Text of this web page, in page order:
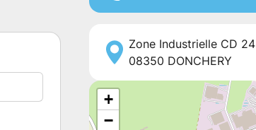
Zone Industrielle CD 24
08350 DONCHERY
+
−